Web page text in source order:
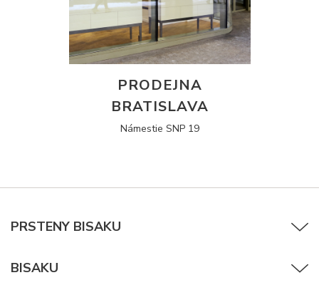
PRODEJNA
BRATISLAVA
Námestie SNP 19
PRSTENY BISAKU
BISAKU